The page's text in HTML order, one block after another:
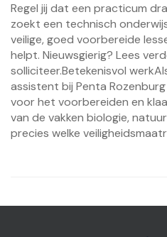
Regel jij dat een practicum
zoekt een technisch
veilige, goed voorbereide
helpt. Nieuwsgierig? Lees
solliciteer.Betekenisvol
assistent bij Penta
voor het voorbereiden en
van de vakken biologie,
precies welke